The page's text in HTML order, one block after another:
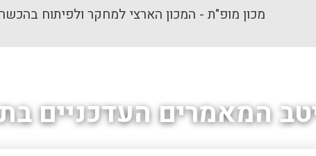
מכון מופ"ת - המכון הארצי למחקר ולפיתוח
המאמרים העדכניים